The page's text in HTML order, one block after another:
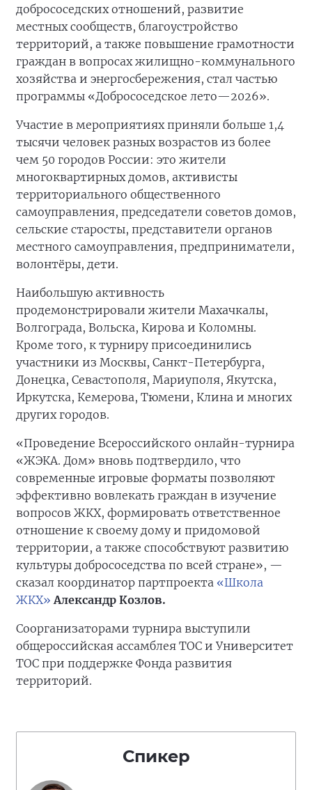
добрососедских отношений, развитие
местных сообществ, благоустройство
территорий, а также повышение грамотности
граждан в вопросах жилищно-коммунального
хозяйства и энергосбережения, стал частью
программы «Добрососедское лето—2026».
Участие в мероприятиях приняли больше 1,4
тысячи человек разных возрастов из более
чем 50 городов России: это жители
многоквартирных домов, активисты
территориального общественного
самоуправления, председатели советов домов,
сельские старосты, представители органов
местного самоуправления, предприниматели,
волонтёры, дети.
Наибольшую активность
продемонстрировали жители Махачкалы,
Волгограда, Вольска, Кирова и Коломны.
Кроме того, к турниру присоединились
участники из Москвы, Санкт-Петербурга,
Донецка, Севастополя, Мариуполя, Якутска,
Иркутска, Кемерова, Тюмени, Клина и многих
других городов.
«Проведение Всероссийского онлайн-турнира
«ЖЭКА. Дом» вновь подтвердило, что
современные игровые форматы позволяют
эффективно вовлекать граждан в изучение
вопросов ЖКХ, формировать ответственное
отношение к своему дому и придомовой
территории, а также способствуют развитию
культуры добрососедства по всей стране», —
сказал координатор партпроекта «Школа
ЖКХ» Александр Козлов.
Соорганизаторами турнира выступили
общероссийская ассамблея ТОС и Университет
ТОС при поддержке Фонда развития
территорий.
Спикер